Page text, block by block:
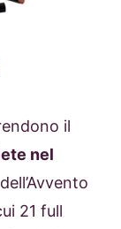
il
nel
21 full